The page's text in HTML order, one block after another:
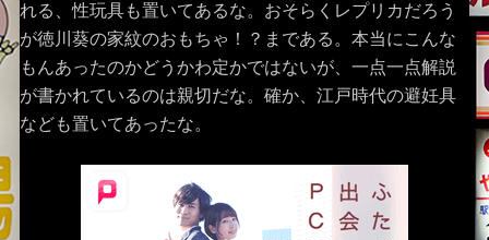
れる、性玩具も置いてあるな。おそらくレプリカだろう
が徳川葵の家紋のおもちゃ！？まである。本当にこんな
もんあったのかどうかわ定かではないが、一点一点解説
が書かれているのは親切だな。確か、江戸時代の避妊具
なども置いてあったな。